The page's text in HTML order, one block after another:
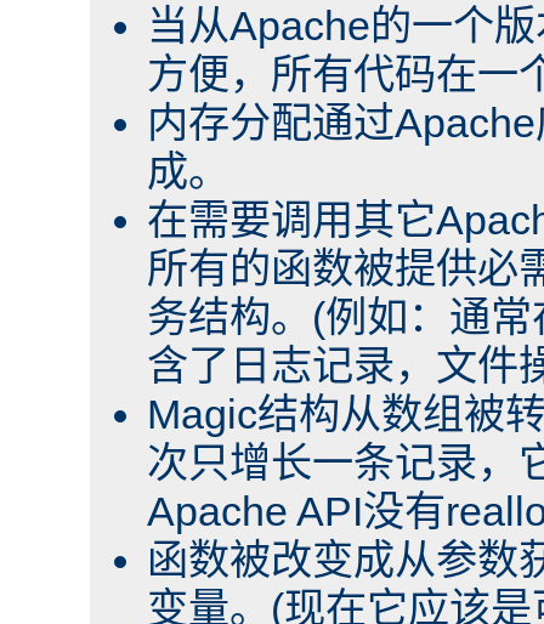
当从Apache的一个
方便，所有代码在一
内存分配通过
成。
在需要调用其它
所有的函数被提供必
务结构。(例如：通
含了日志记录，文件
Magic结构从数组被
次只增长一条记录，
Apache API没有
函数被改变成从参数
变量。(现在它应该